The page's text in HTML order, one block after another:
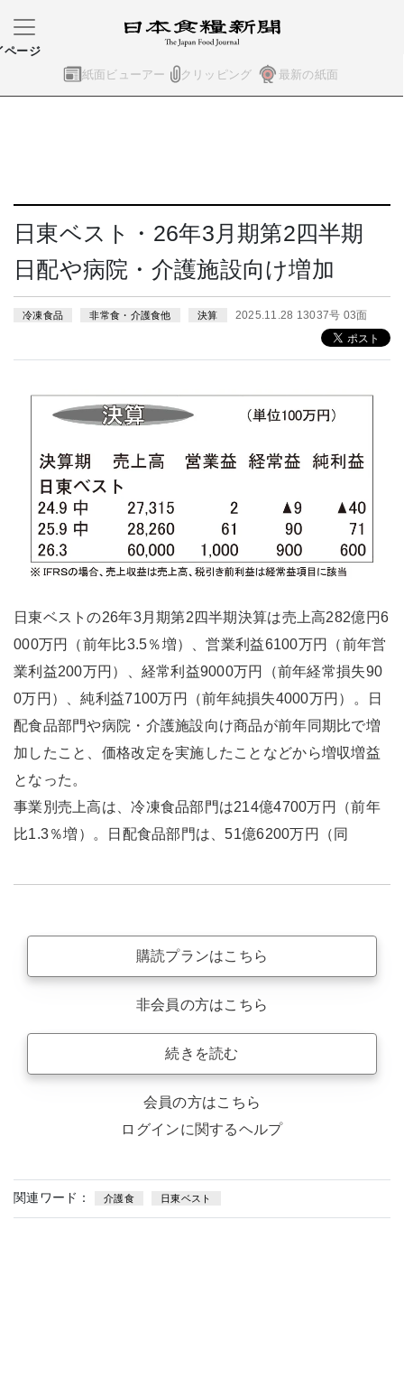
紙面ビューアー クリッピング 最新の紙面
ページ
日東ベスト・26年3月期第2四半期
日配や病院・介護施設向け増加
冷凍食品 非常食・介護食他 決算 2025.11.28 13037号 03面
日東ベストの26年3月期第2四半期決算は売上高282億円6
000万円（前年比3.5％増）、営業利益6100万円（前年営
業利益200万円）、経常利益9000万円（前年経常損失90
0万円）、純利益7100万円（前年純損失4000万円）。日
配食品部門や病院・介護施設向け商品が前年同期比で増
加したこと、価格改定を実施したことなどから増収増益
となった。
事業別売上高は、冷凍食品部門は214億4700万円（前年
比1.3％増）。日配食品部門は、51億6200万円（同
購読プランはこちら
非会員の方はこちら
続きを読む
会員の方はこちら
ログインに関するヘルプ
関連ワード： 介護食 日東ベスト